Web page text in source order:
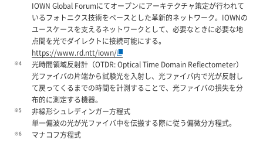
IOWN Global Forumにてオープンにアーキテクチャ策定が行われて
いるフォトニクス技術をベースとした革新的ネットワーク。IOWNの
ユースケースを支えるネットワークとして、必要なときに必要な地
点間を光でダイレクトに接続可能にする。
https://www.rd.ntt/iown/
※4
光時間領域反射計（OTDR: Optical Time Domain Reflectometer）
光ファイバの片端から試験光を入射し、光ファイバ内で光が反射し
て戻ってくるまでの時間を計測することで、光ファイバの損失を分
布的に測定する機器。
※5
非線形シュレディンガー方程式
単一偏波の光が光ファイバ中を伝搬する際に従う偏微分方程式。
※6
マナコフ方程式